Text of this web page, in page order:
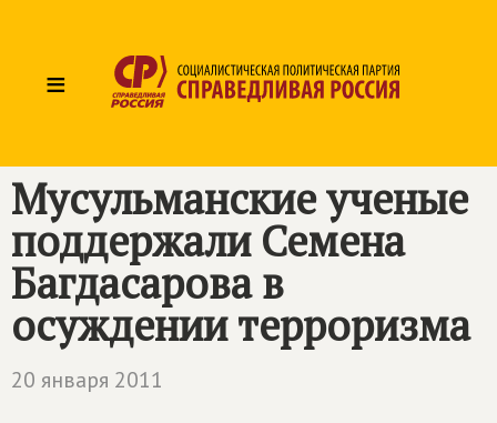
≡
Мусульманские ученые
поддержали Семена
Багдасарова в
осуждении терроризма
20 января 2011